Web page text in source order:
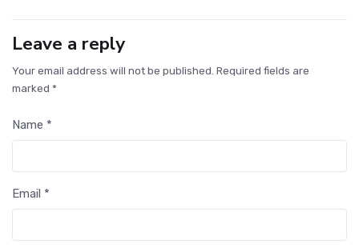
Leave a reply
Your email address will not be published. Required fields are
marked *
Name *
Email *